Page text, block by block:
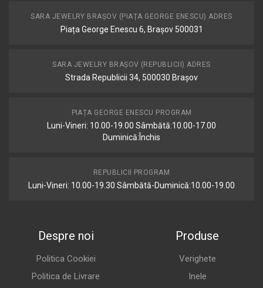
SARA JEWELRY BRAȘOV (PIAȚA GEORGE ENESCU) ADRES
Piața George Enescu 6, Brașov 500031
SARA JEWELRY BRAȘOV (REPUBLICII) ADRES
Strada Republicii 34, 500030 Brașov
PIAȚA GEORGE ENESCU PROGRAM
Luni-Vineri: 10.00-19.00 Sâmbătă:10.00-17.00
Duminică:Închis
REPUBLICII PROGRAM
Luni-Vineri: 10.00-19.30 Sâmbătă-Duminică:10.00-19.00
Despre noi
Politica Cookiei
Politica de Livrare
Produse
Verighete
Inele